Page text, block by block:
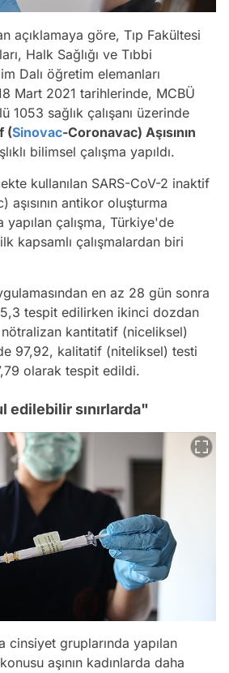
açıklamaya göre, Tıp Fakültesi
Halk Sağlığı ve Tıbbi
Dalı öğretim elemanları
Mart 2021 tarihlerinde, MCBÜ
1053 sağlık çalışanı üzerinde
(Sinovac-Coronavac) Aşısının
bilimsel çalışma yapıldı.
kullanılan SARS-CoV-2 inaktif
aşısının antikor oluşturma
çalışma, Türkiye'de
kapsamlı çalışmalardan biri
en az 28 gün sonra
tespit edilirken ikinci dozdan
kantitatif (niceliksel)
97,92, kalitatif (niteliksel) testi
olarak tespit edildi.
edilebilir sınırlarda"
cinsiyet gruplarında yapılan
aşının kadınlarda daha